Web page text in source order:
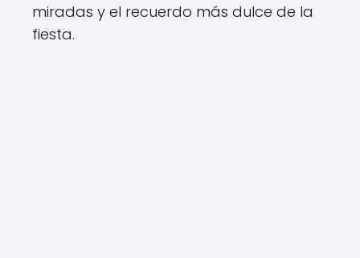
miradas y el recuerdo más dulce de la
fiesta.